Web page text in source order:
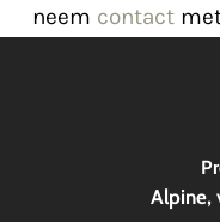
neem contactmet
Alpine,